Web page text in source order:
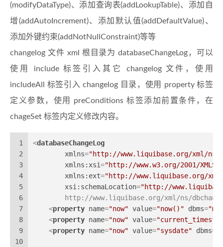
(modifyDataType)、添加查询表(addLookupTable)、添加自
增(addAutoIncrement)、添加默认值(addDefaultValue)、
添加外键约束(addNotNullConstraint)等等
changelog 文件 xml 根目录为 databaseChangeLog，可以
使用 include 标签引入其它 changelog 文件，使用
includeAll 标签引入 changelog 目录，使用 property 标签
定义参数，使用 preConditions 标签添加前置条件，在
chageSet 标签内定义修改内容。
1
2
3
4
5
6
7
8
9
10
<databaseChangeLog
xmlns="http://www.liquibase.org/xml/ns/
xmlns:xsi="http://www.w3.org/2001/
xmlns:ext="http://www.liquibase.org/xml/
xsi:schemaLocation="http://
http://www.liquibase.org/xml/ns/
<property name="now" value="now()" dbms=
<property name="now" value=
<property name="now" value="sysdate" dbms=